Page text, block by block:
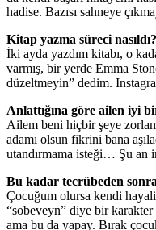
hadise. Bazısı sahneye
Kitap yazma süreci nasıldı?
İki ayda yazdım kitabı, o
varmış, bir yerde Emma
düzeltmeyin” dedim.
Anlattığına göre ailen iyi
Ailem beni hiçbir şeye
adamı olsun fikrini bana
utandırmama isteği… Şu an
Bu kadar tecrübeden
Çocuğum olursa kendi
“sobeveyn” diye bir karakter
ama bu da yapay. Bırak